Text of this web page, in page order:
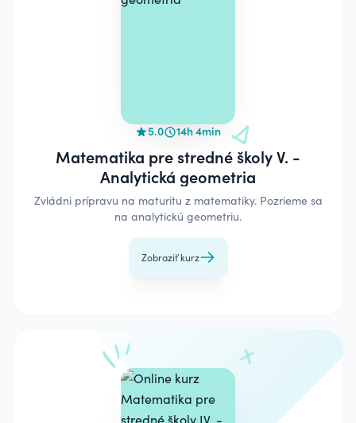
5.0 14h 4min
Matematika pre stredné školy V. -
Analytická geometria
Zvládni prípravu na maturitu z matematiky. Pozrieme sa
na analytickú geometriu.
Zobraziť kurz